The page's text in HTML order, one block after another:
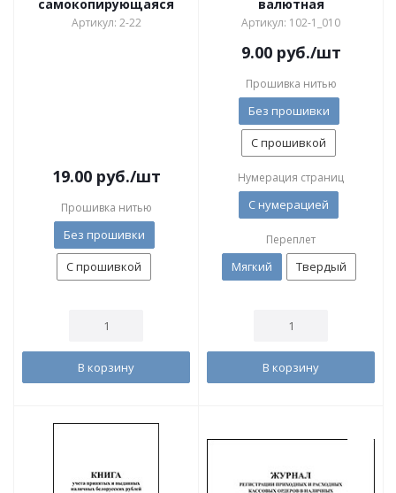
самокопирующаяся
Артикул: 2-22
19.00руб./шт
Прошивка нитью
Без прошивки
С прошивкой
В корзину
валютная
Артикул: 102-1_010
9.00руб./шт
Прошивка нитью
Без прошивки
С прошивкой
Нумерация страниц
С нумерацией
Переплет
Мягкий Твердый
В корзину